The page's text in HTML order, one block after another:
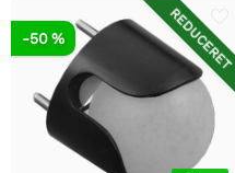
REDUCERET
-50 %